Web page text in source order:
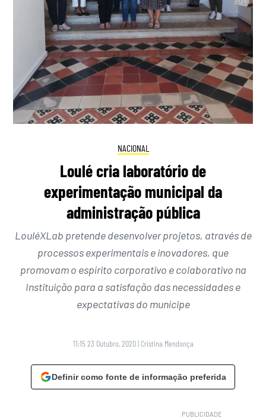
NACIONAL
Loulé cria laboratório de
experimentação municipal da
administração pública
LouléXLab pretende desenvolver projetos, através de
processos experimentais e inovadores, que
promovam o espírito corporativo e colaborativo na
Instituição para a satisfação das necessidades e
expectativas do munícipe
11:15 23 Outubro, 2020 | Cristina Mendonça
Definir como fonte de informação preferida